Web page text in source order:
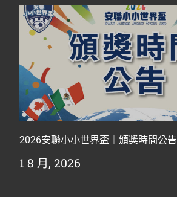
2026安聯小小世界盃｜頒獎時間公告
1 8 月, 2026